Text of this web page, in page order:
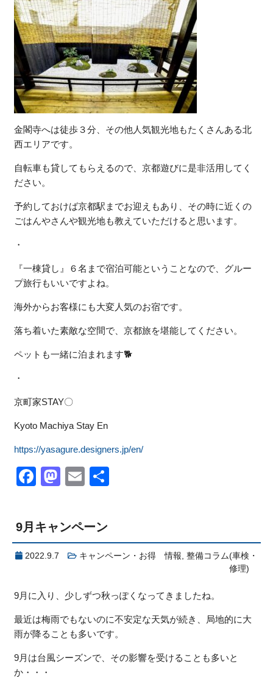
金閣寺へは徒歩３分、その他人気観光地もたくさんある北
西エリアです。
自転車も貸してもらえるので、京都遊びに是非活用してく
ださい。
予約しておけば京都駅までお迎えもあり、その時に近くの
ごはんやさんや観光地も教えていただけると思います。
・
『一棟貸し』６名まで宿泊可能ということなので、グルー
プ旅行もいいですよね。
海外からお客様にも大変人気のお宿です。
落ち着いた素敵な空間で、京都旅を堪能してください。
ペットも一緒に泊まれます🐕
・
京町家STAY〇
Kyoto Machiya Stay En
https://yasagure.designers.jp/en/
Facebook
Mastodon
Email
9月キャンペーン
2022.9.7 キャンペーン・お得 情報 ,整備コラム(車検・
修理)
9月に入り、少しずつ秋っぽくなってきましたね。
最近は梅雨でもないのに不安定な天気が続き、局地的に大
雨が降ることも多いです。
9月は台風シーズンで、その影響を受けることも多いと
か・・・